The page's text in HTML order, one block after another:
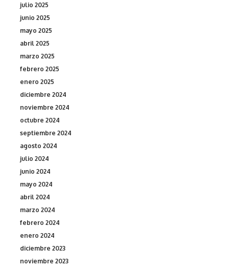
julio 2025
junio 2025
mayo 2025
abril 2025
marzo 2025
febrero 2025
enero 2025
diciembre 2024
noviembre 2024
octubre 2024
septiembre 2024
agosto 2024
julio 2024
junio 2024
mayo 2024
abril 2024
marzo 2024
febrero 2024
enero 2024
diciembre 2023
noviembre 2023